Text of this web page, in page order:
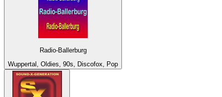
Radio-Ballerburg
Wuppertal, Oldies, 90s, Discofox, Pop